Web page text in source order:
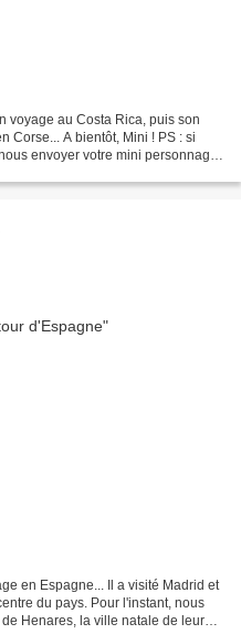
voyage au Costa Rica, puis son
Corse... A bientôt, Mini ! PS : si
envoyer votre mini personnage
en Espagne... Il a visité Madrid et
du pays. Pour l'instant, nous
Henares, la ville natale de leur